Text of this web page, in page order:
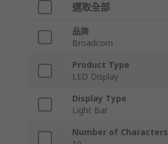
選取全部
品牌
Broadcom
Product Type
LED Display
Display Type
Light Bar
Number of Characters